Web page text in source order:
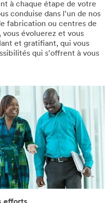
à chaque étape de votre
conduise dans l'un de nos
fabrication ou centres de
évoluerez et vous
et gratifiant, qui vous
qui s'offrent à vous